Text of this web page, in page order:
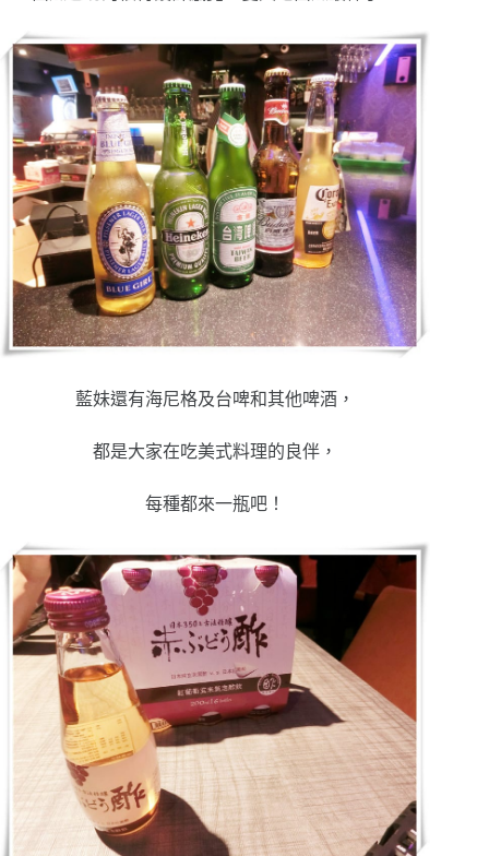
藍妹還有海尼格及台啤和其他啤酒，
都是大家在吃美式料理的良伴，
每種都來一瓶吧！